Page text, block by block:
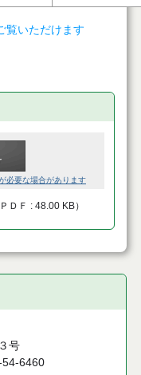
覧いただけます
必要な場合があります
ＰＤＦ 48.00 KB）
号
54-6460